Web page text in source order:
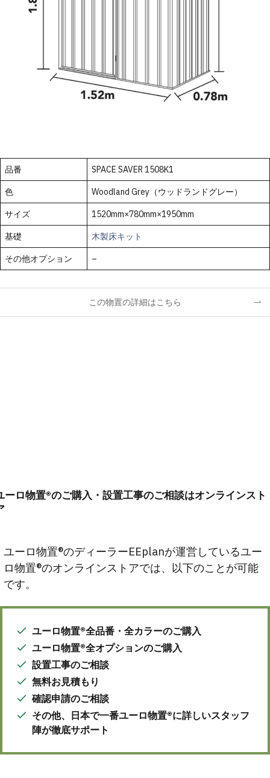
品番 SPACE SAVER 1508K1
色 Woodland Grey（ウッドランドグレー）
サイズ 1520mm×780mm×1950mm
基礎 木製床キット
その他オプション –
この物置の詳細はこちら
ーロ物置®のご購入・設置工事のご相談はオンラインスト
ユーロ物置®のディーラーEEplanが運営しているユー
ロ物置®のオンラインストアでは、以下のことが可能
です。
ユーロ物置®全品番・全カラーのご購入
ユーロ物置®全オプションのご購入
設置工事のご相談
無料お見積もり
確認申請のご相談
その他、日本で一番ユーロ物置®に詳しいスタッフ
陣が徹底サポート